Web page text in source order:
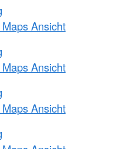
Ansicht
Ansicht
Ansicht